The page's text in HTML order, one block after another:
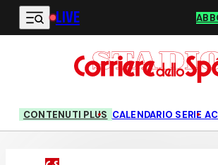
Vai al contenuto principale
LIVE
CONTENUTI PLUS CALENDARIO SERIE A